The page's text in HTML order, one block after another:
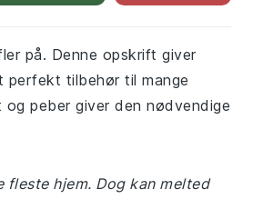
på. Denne opskrift giver
perfekt tilbehør til mange
peber giver den nødvendige
hjem. Dog kan melted